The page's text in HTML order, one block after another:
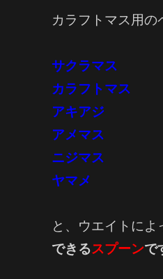
カラフトマス用の
サクラマス
カラフトマス
アキアジ
アメマス
ニジマス
ヤマメ
と、ウエイトによ
できるスプーンで